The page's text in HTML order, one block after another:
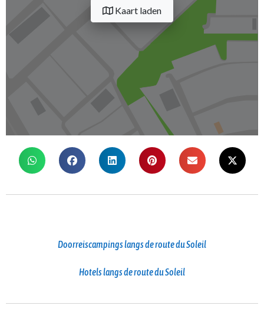
Kaart laden
Doorreiscampings langs de route du Soleil
Hotels langs de route du Soleil